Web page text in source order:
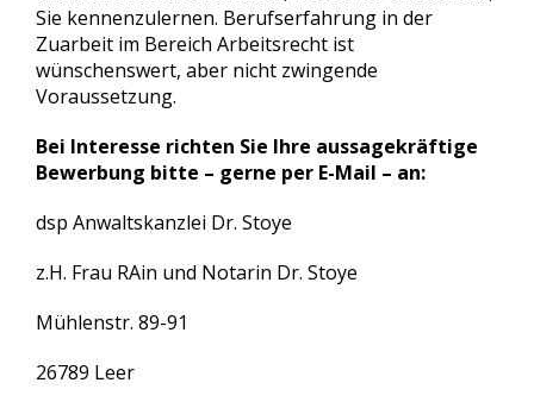
Sie kennenzulernen. Berufserfahrung in der
Zuarbeit im Bereich Arbeitsrecht ist
wünschenswert, aber nicht zwingende
Voraussetzung.
Bei Interesse richten Sie Ihre aussagekräftige
Bewerbung bitte – gerne per E-Mail – an:
dsp Anwaltskanzlei Dr. Stoye
z.H. Frau RAin und Notarin Dr. Stoye
Mühlenstr. 89-91
26789 Leer